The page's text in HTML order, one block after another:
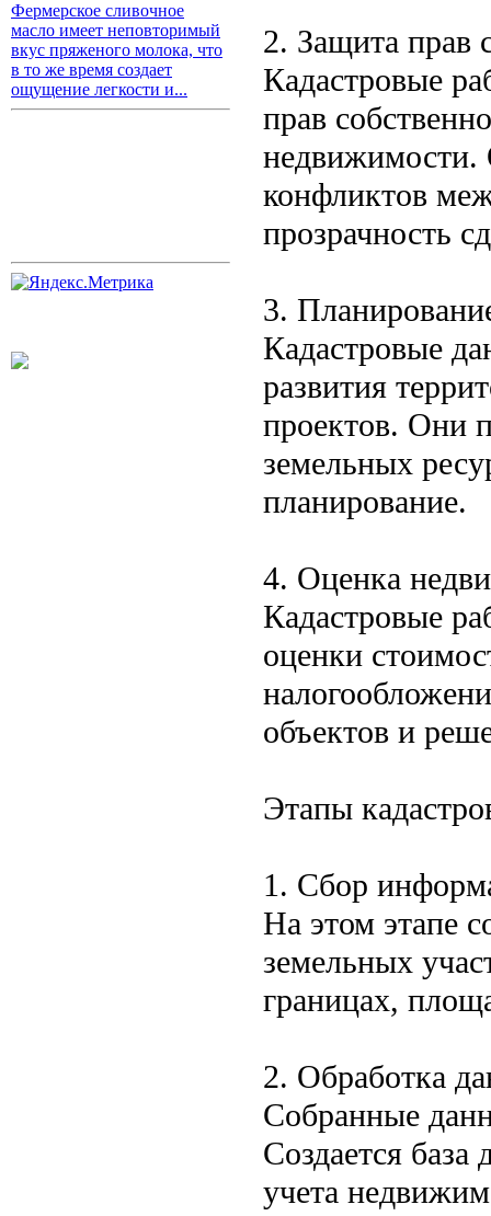
Фермерское сливочное
масло имеет неповторимый
вкус пряженого молока, что
в то же время создает
ощущение легкости и...
2. Защита прав
Кадастровые
прав
недвижимости.
конфликтов
прозрачность
3.
Кадастровые
развития
проектов. Они
земельных
планирование.
4. Оценка
Кадастровые
оценки
объектов и
Этапы
1. Сбор
На этом этапе
земельных
границах,
2. Обработка
Собранные
Создается база
учета